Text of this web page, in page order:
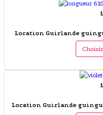
Location Guirlande
Location Guirlande